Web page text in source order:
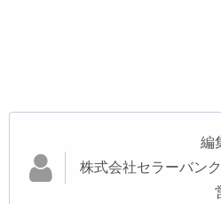
編
株式会社セラーバン